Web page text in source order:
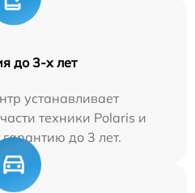
до 3-х лет
устанавливает
техники Polaris и
до 3 лет.